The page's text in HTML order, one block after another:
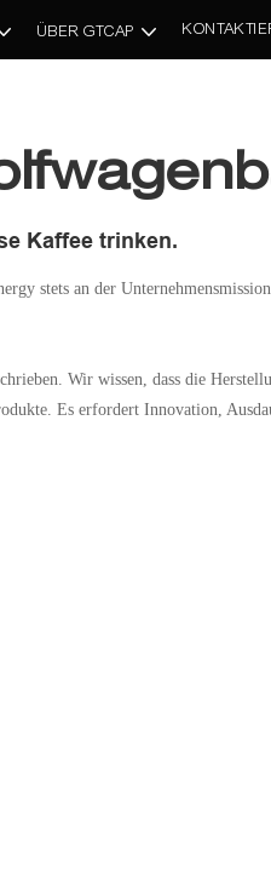
ÜBER GTCAP
Kaffee trinken.
stets an der
Wir wissen, dass die
Es erfordert Innovation,